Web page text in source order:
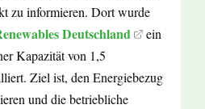
zu informieren. Dort wurde
Deutschland
ein
Kapazität von 1,5
Ziel ist, den Energiebezug
und die betriebliche